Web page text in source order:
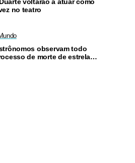
voltarão a atuar como
no teatro
observam todo
de morte de estrela